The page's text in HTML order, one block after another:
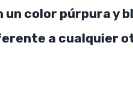
un color púrpura y
a cualquier